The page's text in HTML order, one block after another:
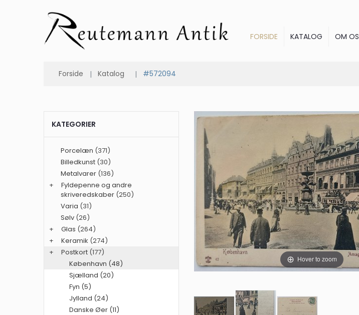
FORSIDE KATALOG OM OS
Forside Katalog #572094
KATEGORIER
Porcelæn (371)
Billedkunst (30)
Metalvarer (136)
+
Fyldepenne og andre
skriveredskaber (250)
Varia (31)
Sølv (26)
+
Glas (264)
+
Keramik (274)
+
Postkort (177)
København (48)
Sjælland (20)
Fyn (5)
Jylland (24)
Danske Øer (11)
Hover to zoom